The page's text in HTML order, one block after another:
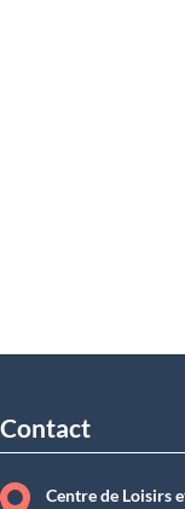
Contact
Centre de Loisirs